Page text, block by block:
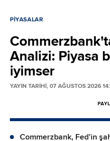
PIYASALAR
Analizi: Piyasa
iyimser
YAYIN TARİHİ, 07 AĞUSTOS 2026
Commerzbank, Fed’in